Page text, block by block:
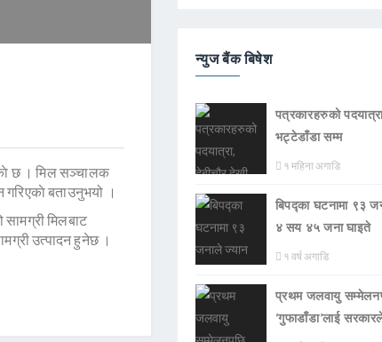
छ । मिल सञ्चालक
गरिएकाे बताउनुभयो ।
मिलबाट
उत्पादन हुनेछ ।
न्युज बैंक बिषेश
पत्रकारहरुको
भट्टेडाँडा सम्म
१ महिना अगाडि
बिपद्का घटनामा ९३
४ सय ४५ जना घाइते
१ वर्ष अगाडि
प्रथम जलवायु
‘गुफाडाँडा’लाई